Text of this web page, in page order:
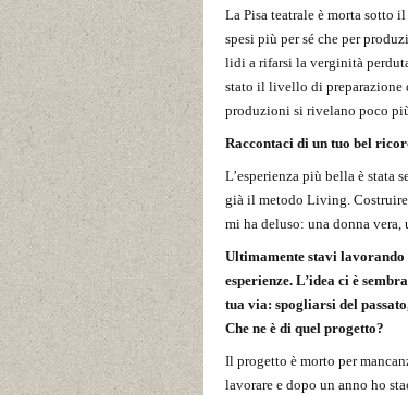
La Pisa teatrale è morta
spesi più per sé che per
lidi a rifarsi la verginità
stato il livello di preparazione
produzioni si rivelano poco
Raccontaci di un tuo bel
L’esperienza più bella è stata
già il metodo Living. Costruire
mi ha deluso: una donna vera,
Ultimamente stavi
esperienze. L’idea ci è
tua via: spogliarsi del
Che ne è di quel progetto?
Il progetto è morto per
lavorare e dopo un anno ho